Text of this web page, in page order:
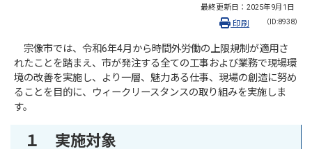
最終更新日： 2025年9月1日
（ID:8938）
印刷
宗像市では、令和6年4月から時間外労働の上限規制が適用さ
れたことを踏まえ、市が発注する全ての工事および業務で現場環
境の改善を実施し、より一層、魅力ある仕事、現場の創造に努め
ることを目的に、ウィークリースタンスの取り組みを実施しま
す。
１ 実施対象